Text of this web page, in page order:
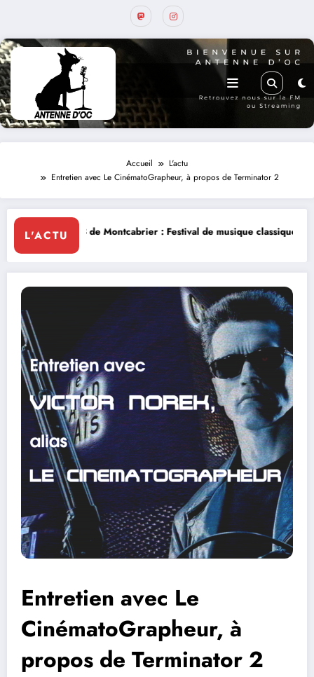
Accueil
L'actu
Entretien avec Le CinématoGrapheur, à propos de Terminator 2
L'ACTU: Festival de musique classique le 8 et 9 août La
Entretien avec Le
CinématoGrapheur, à
propos de Terminator 2